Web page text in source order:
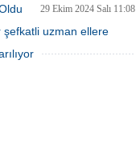
29 Ekim 2024 Salı 11:08
şefkatli uzman ellere